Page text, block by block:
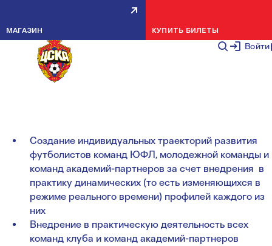
Войти
МАГАЗИН КУПИТЬ БИЛЕТЫ
ПЕРСОНАЛ
НАУЧНЫЕ ПУБЛИКАЦИИ
ЦЕЛИ И ЗАДАЧИ
Создание индивидуальных траекторий развития
футболистов команд ЮФЛ, молодежной команды и
команд академий-партнеров за счет внедрения в
практику динамических (то есть изменяющихся в
режиме реального времени) профилей каждого из
них
Внедрение в практическую деятельность всех
команд клуба и команд академий-партнеров